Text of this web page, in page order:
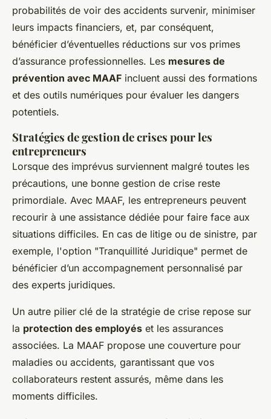
probabilités de voir des accidents survenir, minimiser
leurs impacts financiers, et, par conséquent,
bénéficier d’éventuelles réductions sur vos primes
d’assurance professionnelles. Les mesures de
prévention avec MAAF incluent aussi des formations
et des outils numériques pour évaluer les dangers
potentiels.
Stratégies de gestion de crises pour les
entrepreneurs
Lorsque des imprévus surviennent malgré toutes les
précautions, une bonne gestion de crise reste
primordiale. Avec MAAF, les entrepreneurs peuvent
recourir à une assistance dédiée pour faire face aux
situations difficiles. En cas de litige ou de sinistre, par
exemple, l'option "Tranquillité Juridique" permet de
bénéficier d’un accompagnement personnalisé par
des experts juridiques.
Un autre pilier clé de la stratégie de crise repose sur
la protection des employés et les assurances
associées. La MAAF propose une couverture pour
maladies ou accidents, garantissant que vos
collaborateurs restent assurés, même dans les
moments difficiles.